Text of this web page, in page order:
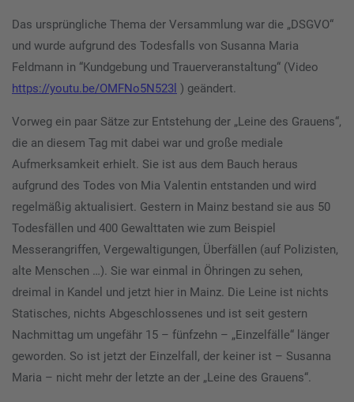
Das ursprüngliche Thema der Versammlung war die „DSGVO“
und wurde aufgrund des Todesfalls von Susanna Maria
Feldmann in “Kundgebung und Trauerveranstaltung“ (Video
https://youtu.be/OMFNo5N523l ) geändert.
Vorweg ein paar Sätze zur Entstehung der „Leine des Grauens“,
die an diesem Tag mit dabei war und große mediale
Aufmerksamkeit erhielt. Sie ist aus dem Bauch heraus
aufgrund des Todes von Mia Valentin entstanden und wird
regelmäßig aktualisiert. Gestern in Mainz bestand sie aus 50
Todesfällen und 400 Gewalttaten wie zum Beispiel
Messerangriffen, Vergewaltigungen, Überfällen (auf Polizisten,
alte Menschen …). Sie war einmal in Öhringen zu sehen,
dreimal in Kandel und jetzt hier in Mainz. Die Leine ist nichts
Statisches, nichts Abgeschlossenes und ist seit gestern
Nachmittag um ungefähr 15 – fünfzehn – „Einzelfälle“ länger
geworden. So ist jetzt der Einzelfall, der keiner ist – Susanna
Maria – nicht mehr der letzte an der „Leine des Grauens“.